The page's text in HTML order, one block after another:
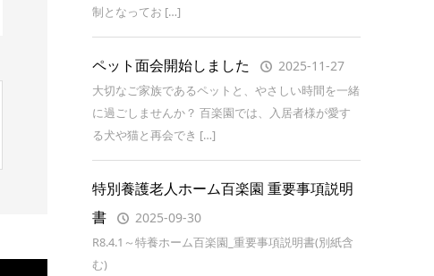
制となってお […]
ペット面会開始しました 2025-11-27
大切なご家族であるペットと、やさしい時間を一緒
に過ごしませんか？ 百楽園では、入居者様が愛す
る犬や猫と再会でき […]
特別養護老人ホーム百楽園 重要事項説明
書
2025-09-30
R8.4.1～特養ホーム百楽園_重要事項説明書(別紙含
む)